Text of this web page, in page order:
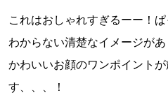
これはおしゃれすぎるーー！
わからない清楚なイメージが
かわいいお顔のワンポイント
す、、、！